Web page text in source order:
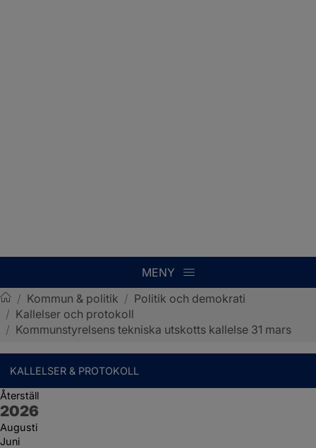
MENY
Sotenäs kommun
/ Kommun & politik / Politik och demokrati
/ Kallelser och protokoll
/ Kommunstyrelsens tekniska utskotts kallelse 31 mars
KALLELSER & PROTOKOLL
Återställ
År:
2026
Augusti
Juni